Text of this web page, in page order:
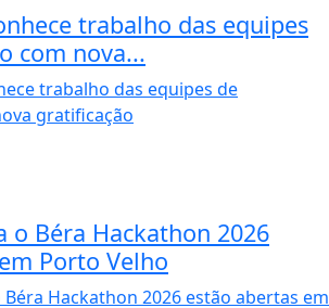
trabalho das equipes
com nova...
o Béra Hackathon 2026
Porto Velho